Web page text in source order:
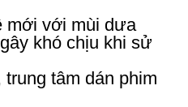
mới với mùi dưa
khó chịu khi sử
tâm dán phim